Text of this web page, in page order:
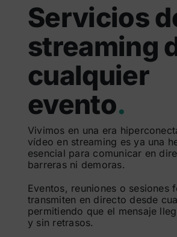
Servicios
streaming
cualquier
evento.
Vivimos en una era
vídeo en streaming es ya una
esencial para comunicar en
barreras ni demoras.
Eventos, reuniones o sesiones
transmiten en directo desde
permitiendo que el mensaje
y sin retrasos.